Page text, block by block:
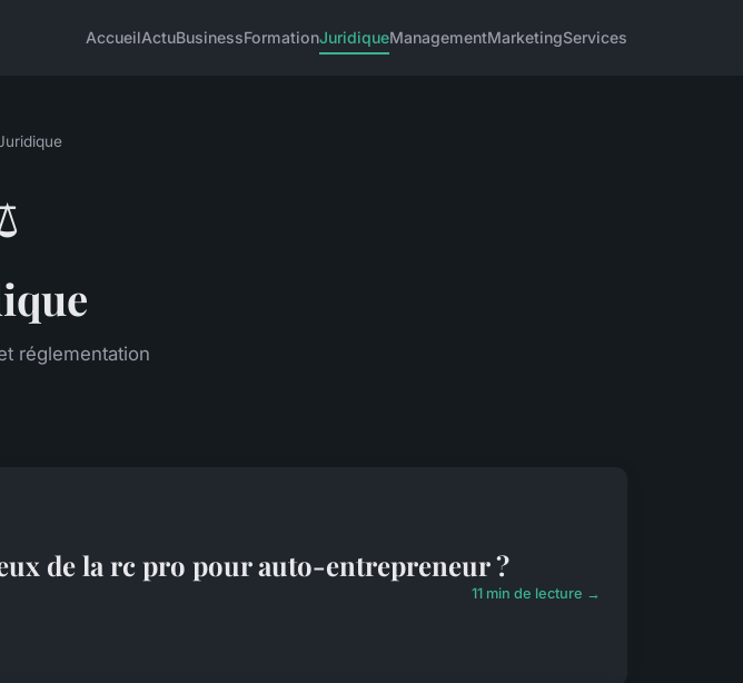
AccueilActuBusinessFormationJuridiqueManagementMarketingServices
réglementation
de la rc pro pour auto-entrepreneur ?
11 min de lecture →